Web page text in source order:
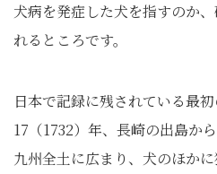
犬病を発症した犬を指すのか
れるところです。
日本で記録に残されている最
17（1732）年、長崎の出島か
九州全土に広まり、犬のほか